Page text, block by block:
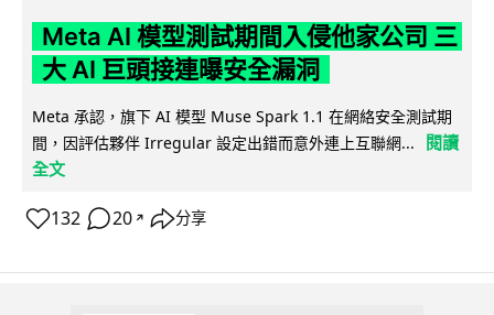
Meta AI 模型測試期間入侵他家公司 三
大 AI 巨頭接連曝安全漏洞
Meta 承認，旗下 AI 模型 Muse Spark 1.1 在網絡安全測試期
間，因評估夥伴 Irregular 設定出錯而意外連上互聯網...
閱讀
全文
132 20 ↗ 分享